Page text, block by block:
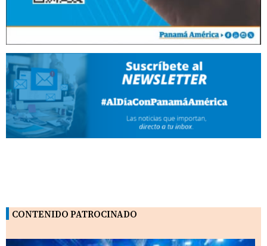
CONTENIDO PATROCINADO